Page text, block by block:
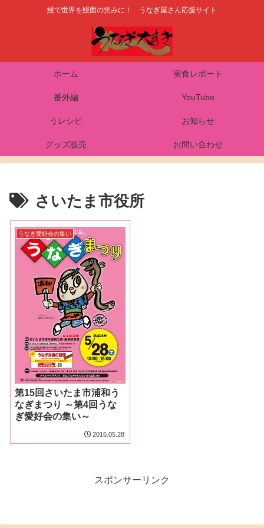
鰻で世界を鰻面の笑みに！ うなぎ屋さん応援サイト
ホーム 実食レポート
番外編 YouTube
うレシピ お知らせ
グッズ販売 お問い合わせ
さいたま市役所
うなぎ愛好会の集い
第15回さいたま市浦和う
なぎまつり ～第4回うな
ぎ愛好会の集い～
2016.05.28
スポンサーリンク